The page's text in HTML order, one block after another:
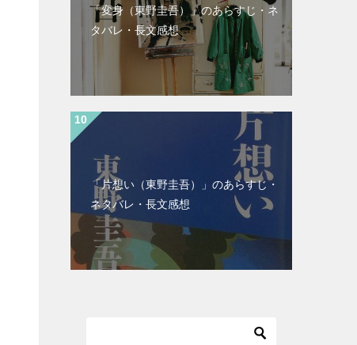
「変身（東野圭吾）」のあらすじ・ネ
タバレ・長文感想
「片想い（東野圭吾）」のあらすじ・
ネタバレ・長文感想